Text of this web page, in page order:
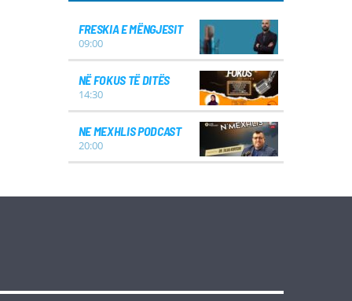
FRESKIA E MËNGJESIT
09:00
NË FOKUS TË DITËS
14:30
NE MEXHLIS PODCAST
20:00